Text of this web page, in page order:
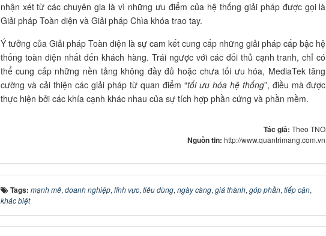
nhận xét từ các chuyên gia là vì những ưu điểm của hệ thống giải pháp được gọi là
Giải pháp Toàn diện và Giải pháp Chìa khóa trao tay.
Ý tưởng của Giải pháp Toàn diện là sự cam kết cung cấp những giải pháp cấp bậc hệ
thống toàn diện nhất đến khách hàng. Trái ngược với các đối thủ cạnh tranh, chỉ có
thể cung cấp những nền tảng không đầy đủ hoặc chưa tối ưu hóa, MediaTek tăng
cường và cải thiện các giải pháp từ quan điểm “tối ưu hóa hệ thống”, điều mà được
thực hiện bởi các khía cạnh khác nhau của sự tích hợp phần cứng và phần mềm.
Tác giả:Theo TNO
Nguồn tin:http://www.quantrimang.com.vn
Tags: mạnh mẽ,doanh nghiệp,lĩnh vực,tiêu dùng,ngày càng,giá thành,góp phần,tiếp cận,
khác biệt